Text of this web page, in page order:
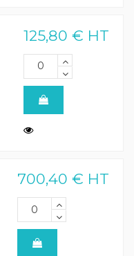
125,80 € HT
700,40 € HT